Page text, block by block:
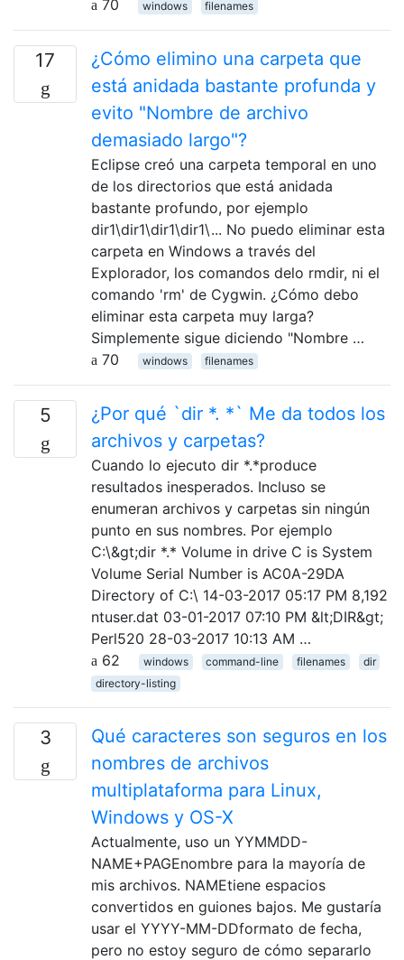
70 windows filenames
17
¿Cómo elimino una carpeta que
está anidada bastante profunda y
evito "Nombre de archivo
demasiado largo"?
Eclipse creó una carpeta temporal en uno
de los directorios que está anidada
bastante profundo, por ejemplo
dir1\dir1\dir1\dir1\... No puedo eliminar esta
carpeta en Windows a través del
Explorador, los comandos delo rmdir, ni el
comando 'rm' de Cygwin. ¿Cómo debo
eliminar esta carpeta muy larga?
Simplemente sigue diciendo "Nombre …
70
windows filenames
5
¿Por qué `dir *. *` Me da todos los
archivos y carpetas?
Cuando lo ejecuto dir *.*produce
resultados inesperados. Incluso se
enumeran archivos y carpetas sin ningún
punto en sus nombres. Por ejemplo
C:\&gt;dir *.* Volume in drive C is System
Volume Serial Number is AC0A-29DA
Directory of C:\ 14-03-2017 05:17 PM 8,192
ntuser.dat 03-01-2017 07:10 PM &lt;DIR&gt;
Perl520 28-03-2017 10:13 AM …
62
windows command-line filenames
dir
directory-listing
3
Qué caracteres son seguros en los
nombres de archivos
multiplataforma para Linux,
Windows y OS-X
Actualmente, uso un YYMMDD-
NAME+PAGEnombre para la mayoría de
mis archivos. NAMEtiene espacios
convertidos en guiones bajos. Me gustaría
usar el YYYY-MM-DDformato de fecha,
pero no estoy seguro de cómo separarlo